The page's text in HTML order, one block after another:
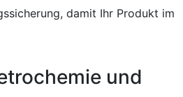
damit Ihr Produkt im
und